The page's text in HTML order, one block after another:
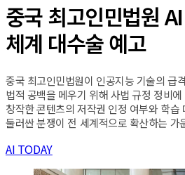
중국 최고인민법원
체계 대수술 예고
중국 최고인민법원이 인공지능 기술의 급
법적 공백을 메우기 위해 사법 규정 정비
창작한 콘텐츠의 저작권 인정 여부와 학습
둘러싼 분쟁이 전 세계적으로 확산하는
AI TODAY